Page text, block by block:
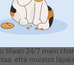
upeilla sunset
jotka muuttavat
tilaan 24/7 main
että muistot